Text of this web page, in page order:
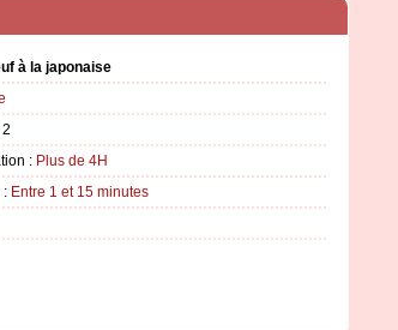
à la japonaise
2
: Plus de 4H
: Entre 1 et 15 minutes